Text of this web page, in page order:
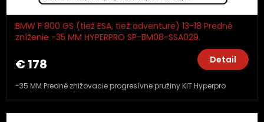
BMW F 800 GS (tiež ESA, tiež adventure) 13-18 Predné
zníženie -35 MM HYPERPRO SP-BM08-SSA029.
€ 178 Detail
-35 MM Predné znižovacie progresívne pružiny KIT Hyperpro